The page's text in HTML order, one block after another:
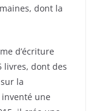
dont la
d’écriture
livres, dont des
la
une